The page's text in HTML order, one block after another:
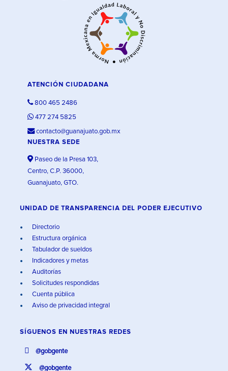
ATENCIÓN CIUDADANA
800 465 2486
477 274 5825
contacto@guanajuato.gob.mx
NUESTRA SEDE
Paseo de la Presa 103,
Centro, C.P. 36000,
Guanajuato, GTO.
UNIDAD DE TRANSPARENCIA DEL PODER EJECUTIVO
Directorio
Estructura orgánica
Tabulador de sueldos
Indicadores y metas
Auditorías
Solicitudes respondidas
Cuenta pública
Aviso de privacidad integral
SÍGUENOS EN NUESTRAS REDES
@gobgente
@gobgente